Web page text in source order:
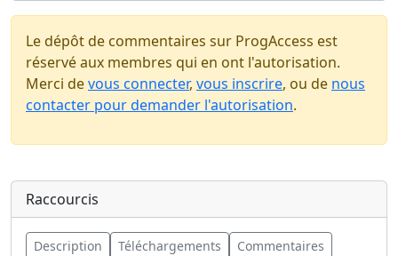
Raccourcis
Description Téléchargements Commentaires
Le dépôt de commentaires sur ProgAccess est
réservé aux membres qui en ont l'autorisation.
Merci devous connecter, vous inscrire, ou de nous
contacter pour demander l'autorisation.